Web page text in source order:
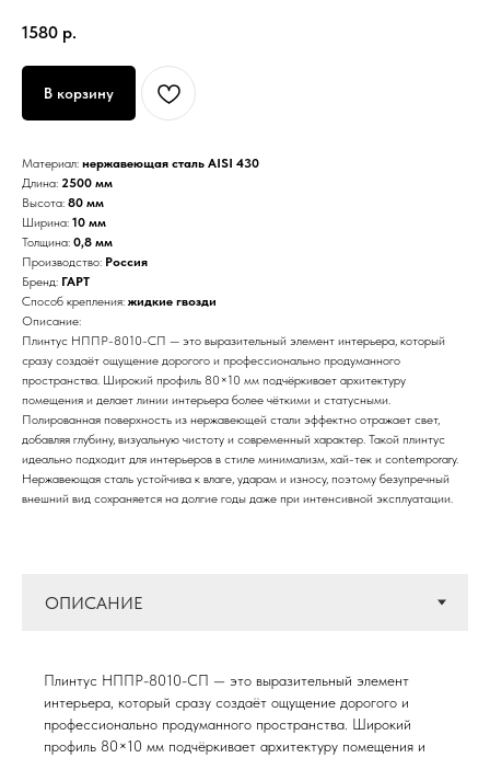
1580 р.
В корзину
Материал: нержавеющая сталь AISI 430
Длина: 2500 мм
Высота: 80 мм
Ширина: 10 мм
Толщина: 0,8 мм
Производство: Россия
Бренд: ГАРТ
Способ крепления: жидкие гвозди
Описание:
Плинтус НППР-8010-СП — это выразительный элемент интерьера, который
сразу создаёт ощущение дорогого и профессионально продуманного
пространства. Широкий профиль 80×10 мм подчёркивает архитектуру
помещения и делает линии интерьера более чёткими и статусными.
Полированная поверхность из нержавеющей стали эффектно отражает свет,
добавляя глубину, визуальную чистоту и современный характер. Такой плинтус
идеально подходит для интерьеров в стиле минимализм, хай-тек и contemporary.
Нержавеющая сталь устойчива к влаге, ударам и износу, поэтому безупречный
внешний вид сохраняется на долгие годы даже при интенсивной эксплуатации.
Плинтус НППР-8010-СП — это выразительный элемент
интерьера, который сразу создаёт ощущение дорогого и
профессионально продуманного пространства. Широкий
профиль 80×10 мм подчёркивает архитектуру помещения и